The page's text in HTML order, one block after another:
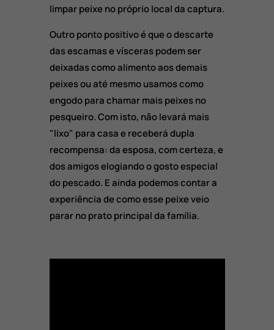
limpar peixe no próprio local da captura.
Outro ponto positivo é que o descarte
das escamas e vísceras podem ser
deixadas como alimento aos demais
peixes ou até mesmo usamos como
engodo para chamar mais peixes no
pesqueiro. Com isto, não levará mais
"lixo" para casa e receberá dupla
recompensa: da esposa, com certeza, e
dos amigos elogiando o gosto especial
do pescado. E ainda podemos contar a
experiência de como esse peixe veio
parar no prato principal da família.